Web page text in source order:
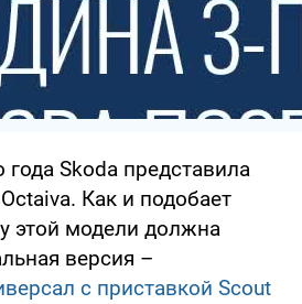
Skoda представила
Как и подобает
этой модели должна
версия –
с приставкой Scout